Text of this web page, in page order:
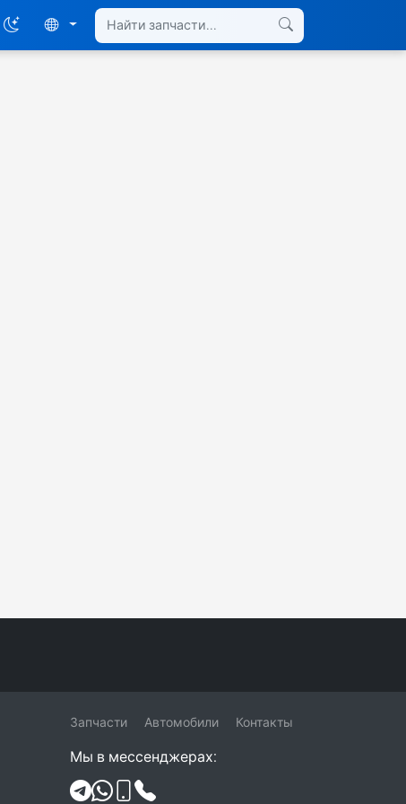
Запчасти Автомобили Контакты
Мы в мессенджерах: